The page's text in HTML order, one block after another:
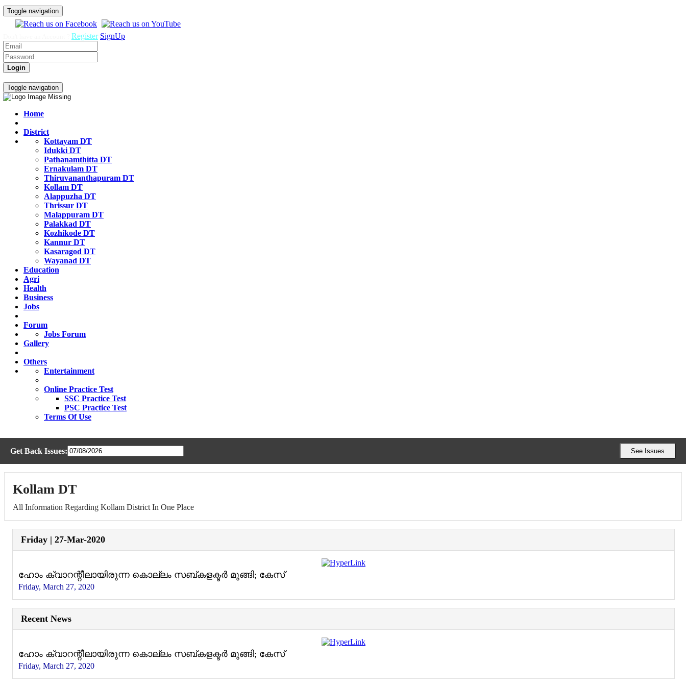
Toggle navigation
Register SignUp
Toggle navigation
Home
District
Kottayam DT
Idukki DT
Pathanamthitta DT
Ernakulam DT
Thiruvananthapuram DT
Kollam DT
Alappuzha DT
Thrissur DT
Malappuram DT
Palakkad DT
Kozhikode DT
Kannur DT
Kasaragod DT
Wayanad DT
Education
Agri
Health
Business
Jobs
Forum
Jobs Forum
Gallery
Others
Entertainment
Online Practice Test
SSC Practice Test
PSC Practice Test
Terms Of Use
Get Back Issues:
Kollam DT
All Information Regarding Kollam District In One Place
Friday | 27-Mar-2020
ഹോം ക്വാറന്റീലായിരുന്ന കൊല്ലം സബ്കളക്ടര്‍ മുങ്ങി; കേസ്
Friday, March 27, 2020
Recent News
ഹോം ക്വാറന്റീലായിരുന്ന കൊല്ലം സബ്കളക്ടര്‍ മുങ്ങി; കേസ്
Friday, March 27, 2020